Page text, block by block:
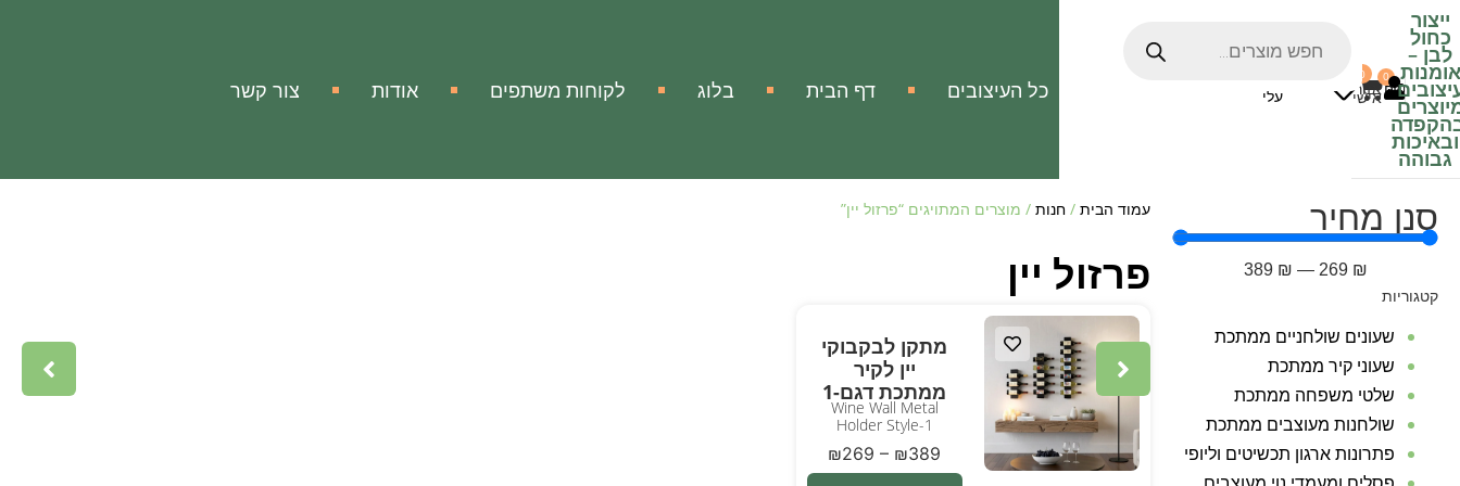
ייצור
כחול
לבן –
אומנות
ובאיכות
גבוהה
₪0
0
עלי
0
אזור
אישי כל העיצובים דף הבית בלוג לקוחות משתפים אודות צור קשר
סנן מחיר
₪
269
—
₪
389
קטגוריות
שעונים שולחניים ממתכת
שעוני קיר ממתכת
שלטי משפחה ממתכת
שולחנות מעוצבים ממתכת
פתרונות ארגון תכשיטים וליופי
עמוד הבית/ חנות/ מוצרים המתויגים “פרזול יין”
פרזול יין
מתקן לבקבוקי
יין לקיר
ממתכת דגם-1
Wine Wall Metal
Holder Style-1
₪269 – ₪389